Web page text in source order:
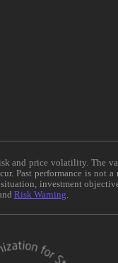
and price volatility. The
Past performance is
investment
Risk Warning